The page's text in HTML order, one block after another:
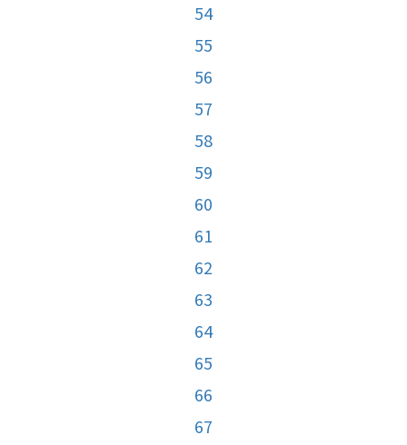
54
55
56
57
58
59
60
61
62
63
64
65
66
67